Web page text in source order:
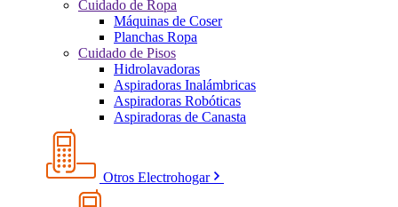
Cuidado de Ropa
Máquinas de Coser
Planchas Ropa
Cuidado de Pisos
Hidrolavadoras
Aspiradoras Inalámbricas
Aspiradoras Robóticas
Aspiradoras de Canasta
Otros Electrohogar